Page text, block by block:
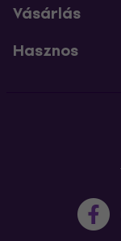
Vásárlás
Hasznos